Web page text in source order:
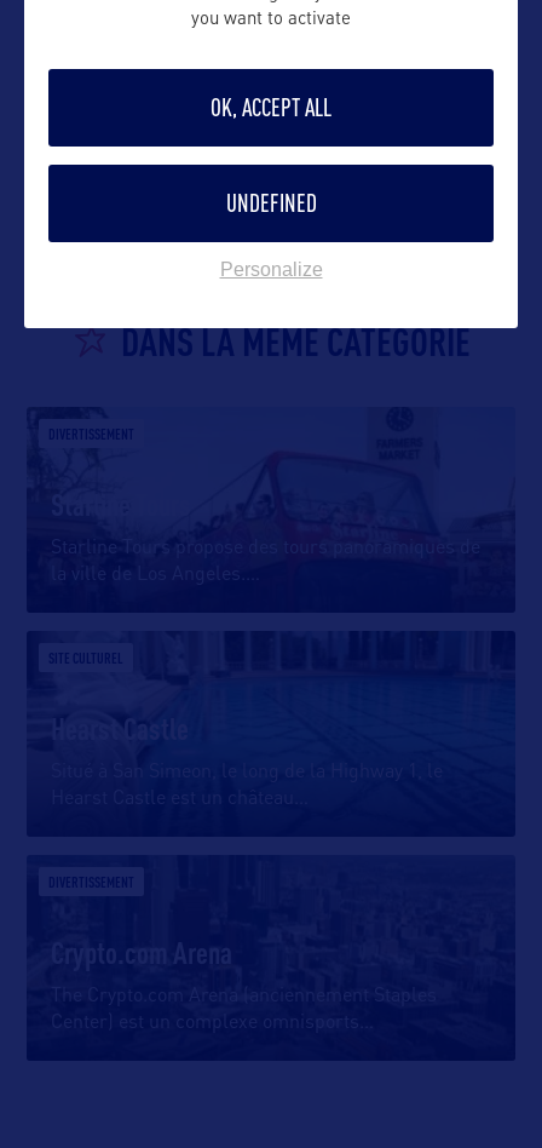
VOIR LE SITE
DANS LA MÊME CATEGORIE
DIVERTISSEMENT
Starline Tours propose des tours panoramiques de
la ville de Los Angeles.
SITE CULTUREL
Hearst Castle
Hearst Castle est un château
DIVERTISSEMENT
Crypto.com Arena
The Crypto.com Arena (anciennement Staples
Center) est un complexe omnisports
you want to activate
OK, ACCEPT ALL
UNDEFINED
Personalize